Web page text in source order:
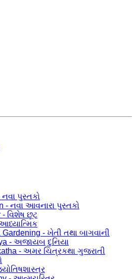
નવા પુસ્તકો
- નવા આવનારા પુસ્તકો
- વિશેષ છૂટ
- ખેતી તથા બાગવાની
- અજાયબ દુનિયા
- અમર ચિત્રકથા ગુજરાતી